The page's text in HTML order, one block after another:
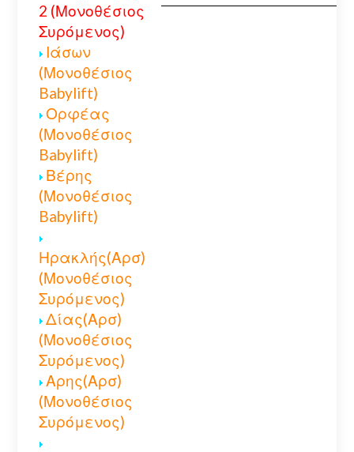
2 (Μονοθέσιος
Συρόμενος)
Ιάσων
(Μονοθέσιος
Babylift)
Ορφέας
(Μονοθέσιος
Babylift)
Βέρης
(Μονοθέσιος
Babylift)
Ηρακλής(Αρσ)
(Μονοθέσιος
Συρόμενος)
Δίας(Αρσ)
(Μονοθέσιος
Συρόμενος)
Αρης(Αρσ)
(Μονοθέσιος
Συρόμενος)